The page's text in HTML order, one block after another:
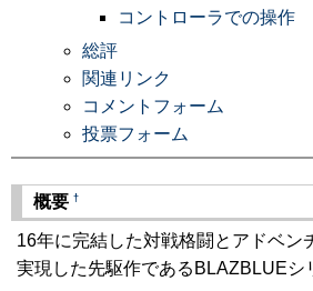
コントローラでの操作
総評
関連リンク
コメントフォーム
投票フォーム
概要 †
16年に完結した対戦格闘とアドベン
実現した先駆作であるBLAZBLUEシ